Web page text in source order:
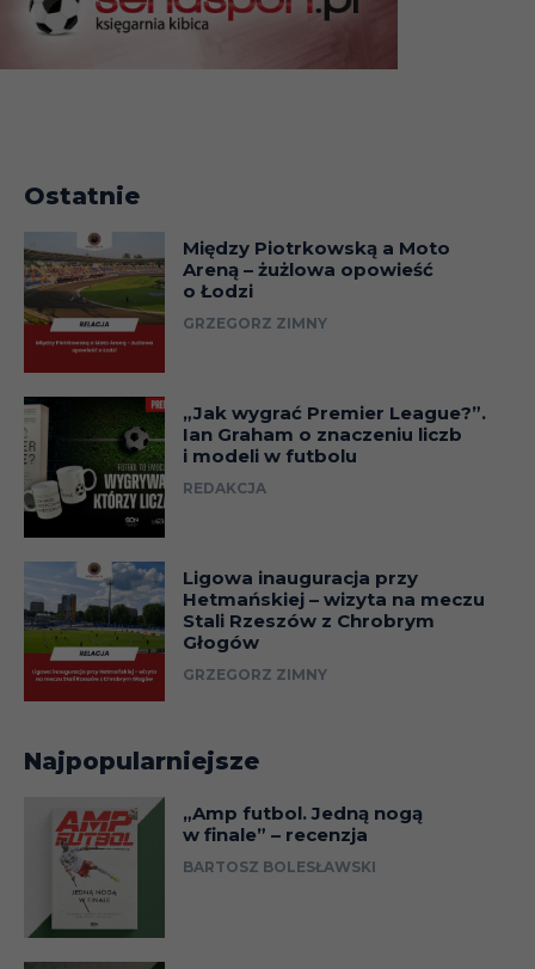
Ostatnie
Między Piotrkowską a Moto
Areną – żużlowa opowieść
o Łodzi
GRZEGORZ ZIMNY
„Jak wygrać Premier League?”.
Ian Graham o znaczeniu liczb
i modeli w futbolu
REDAKCJA
Ligowa inauguracja przy
Hetmańskiej – wizyta na meczu
Stali Rzeszów z Chrobrym
Głogów
GRZEGORZ ZIMNY
Najpopularniejsze
„Amp futbol. Jedną nogą
w finale” – recenzja
BARTOSZ BOLESŁAWSKI